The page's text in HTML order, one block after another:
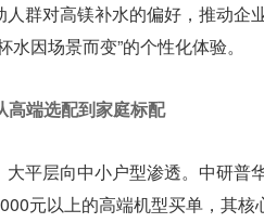
群对高镁补水的偏好，推动企
因场景而变”的个性化体验。
高端选配到家庭标配
平层向中小户型渗透。中研普
元以上的高端机型买单，其核